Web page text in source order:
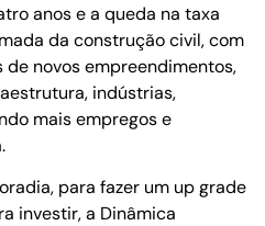
anos e a queda na taxa
da construção civil, com
novos empreendimentos,
indústrias,
mais empregos e
para fazer um up grade
investir, a Dinâmica